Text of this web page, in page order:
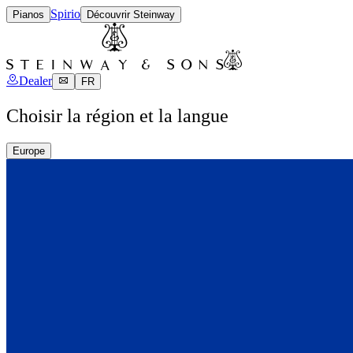
Pianos Spirio Découvrir Steinway
Dealer FR
Choisir la région et la langue
Europe